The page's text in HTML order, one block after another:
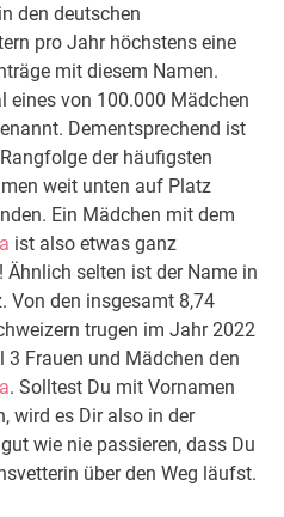
den deutschen
pro Jahr höchstens eine
mit diesem Namen.
eines von 100.000 Mädchen
Dementsprechend ist
der häufigsten
weit unten auf Platz
Ein Mädchen mit dem
ist also etwas ganz
Ähnlich selten ist der Name in
Von den insgesamt 8,74
trugen im Jahr 2022
3 Frauen und Mädchen den
. Solltest Du mit Vornamen
wird es Dir also in der
wie nie passieren, dass Du
über den Weg läufst.